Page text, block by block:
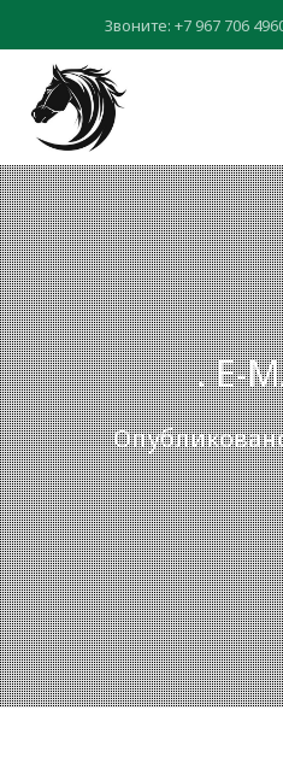
Звоните: +7 967 706
. E-